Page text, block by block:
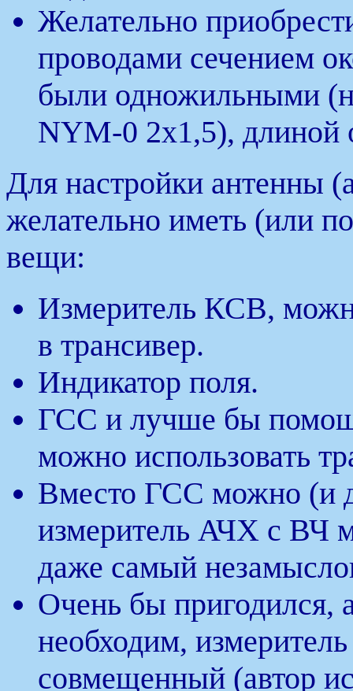
Желательно
проводами сечением
были одножильными
NYM-0 2х1,5), длиной
Для настройки антенны
желательно иметь (или
вещи:
Измеритель КСВ,
в трансивер.
Индикатор поля.
ГСС и лучше бы
можно использовать
Вместо ГСС можно (и
измеритель АЧХ с ВЧ
даже самый
Очень бы пригодился,
необходим,
совмещенный (автор